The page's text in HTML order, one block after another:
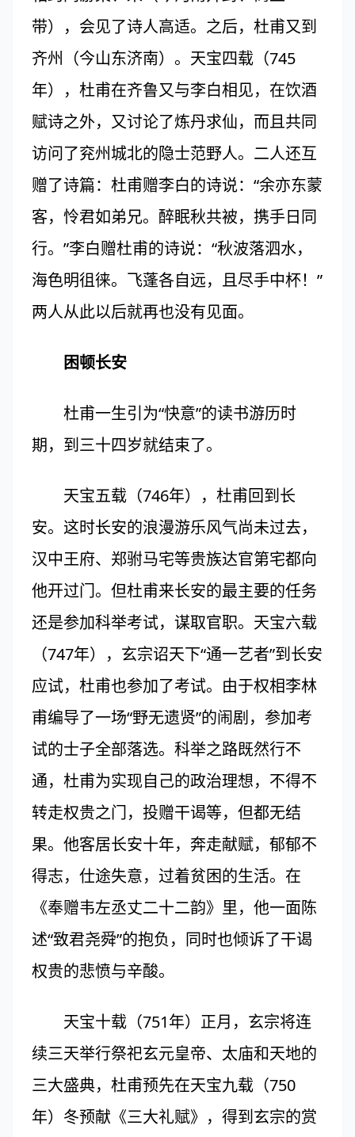
带），会见了诗人高适。之后，杜甫又到
齐州（今山东济南）。天宝四载（745
年），杜甫在齐鲁又与李白相见，在饮酒
赋诗之外，又讨论了炼丹求仙，而且共同
访问了兖州城北的隐士范野人。二人还互
赠了诗篇：杜甫赠李白的诗说：“余亦东蒙
客，怜君如弟兄。醉眠秋共被，携手日同
行。”李白赠杜甫的诗说：“秋波落泗水，
海色明徂徕。飞蓬各自远，且尽手中杯！”
两人从此以后就再也没有见面。
困顿长安
杜甫一生引为“快意”的读书游历时
期，到三十四岁就结束了。
天宝五载（746年），杜甫回到长
安。这时长安的浪漫游乐风气尚未过去，
汉中王府、郑驸马宅等贵族达官第宅都向
他开过门。但杜甫来长安的最主要的任务
还是参加科举考试，谋取官职。天宝六载
（747年），玄宗诏天下“通一艺者”到长安
应试，杜甫也参加了考试。由于权相李林
甫编导了一场“野无遗贤”的闹剧，参加考
试的士子全部落选。科举之路既然行不
通，杜甫为实现自己的政治理想，不得不
转走权贵之门，投赠干谒等，但都无结
果。他客居长安十年，奔走献赋，郁郁不
得志，仕途失意，过着贫困的生活。在
《奉赠韦左丞丈二十二韵》里，他一面陈
述“致君尧舜”的抱负，同时也倾诉了干谒
权贵的悲愤与辛酸。
天宝十载（751年）正月，玄宗将连
续三天举行祭祀玄元皇帝、太庙和天地的
三大盛典，杜甫预先在天宝九载（750
年）冬预献《三大礼赋》，得到玄宗的赏